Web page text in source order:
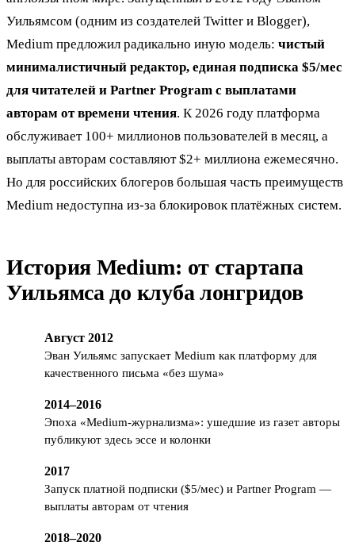
Уильямсом (одним из создателей Twitter и Blogger),
Medium предложил радикально иную модель: чистый
минималистичный редактор, единая подписка $5/мес
для читателей и Partner Program с выплатами
авторам от времени чтения. К 2026 году платформа
обслуживает 100+ миллионов пользователей в месяц, а
выплаты авторам составляют $2+ миллиона ежемесячно.
Но для российских блогеров большая часть преимуществ
Medium недоступна из-за блокировок платёжных систем.
История Medium: от стартапа
Уильямса до клуба лонгридов
Август 2012
Эван Уильямс запускает Medium как платформу для
качественного письма «без шума»
2014–2016
Эпоха «Medium-журнализма»: ушедшие из газет авторы
публикуют здесь эссе и колонки
2017
Запуск платной подписки ($5/мес) и Partner Program —
выплаты авторам от чтения
2018–2020